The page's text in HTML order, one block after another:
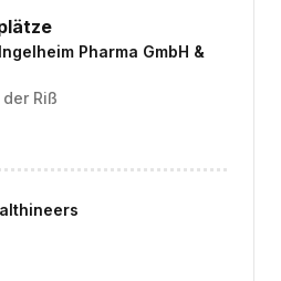
Pharma GmbH &
Riß